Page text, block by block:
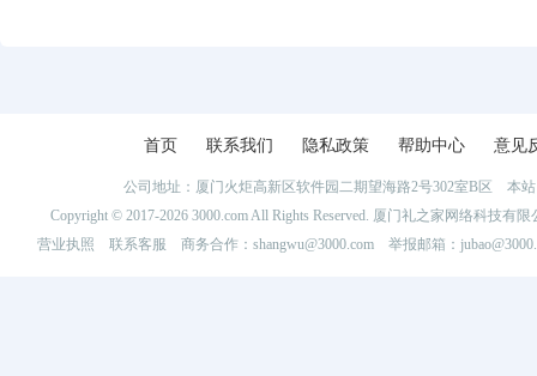
首页 联系我们 隐私政策 帮助中心 意见
公司地址：厦门火炬高新区软件园二期望海路2号302室B区 本
Copyright © 2017-2026 3000.com All Rights Reserved. 厦门礼之家网络科技
营业执照
联系客服 商务合作：shangwu@3000.com 举报邮箱：